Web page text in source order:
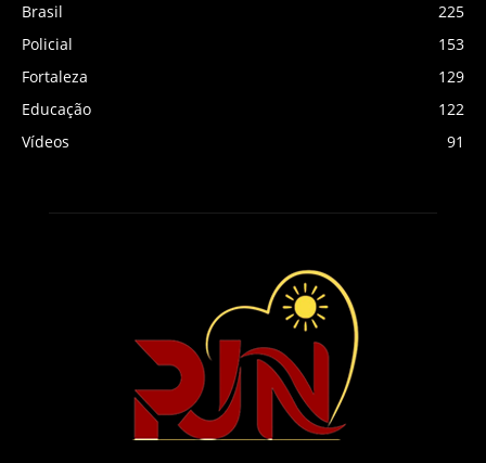
Brasil
225
Policial
153
Fortaleza
129
Educação
122
Vídeos
91